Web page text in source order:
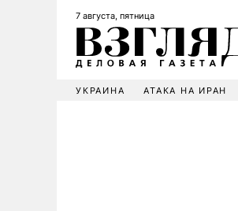
7 августа, пятница
УКРАИНА АТАКА НА ИРАН